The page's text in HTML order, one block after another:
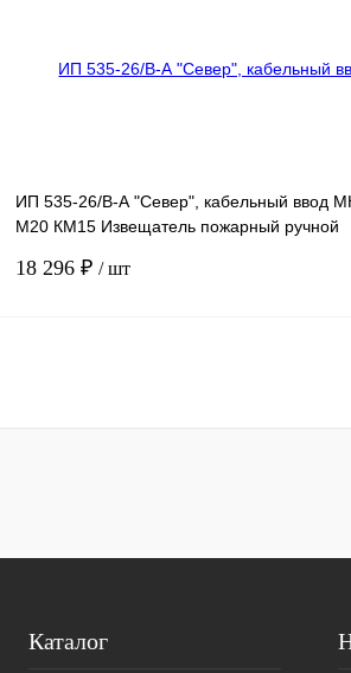
ИП 535-26/В-А "Север", кабельный ввод
М20 КМ15 Извещатель пожарный ручной
18 296 ₽ / шт
Купить в 1 клик Сравнение
Каталог